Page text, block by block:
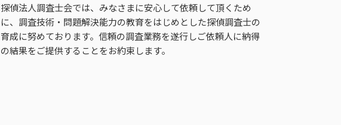
探偵法人調査士会では、みなさまに安心して依頼して頂くため
に、調査技術・問題解決能力の教育をはじめとした探偵調査士の
育成に努めております。信頼の調査業務を遂行しご依頼人に納得
の結果をご提供することをお約束します。